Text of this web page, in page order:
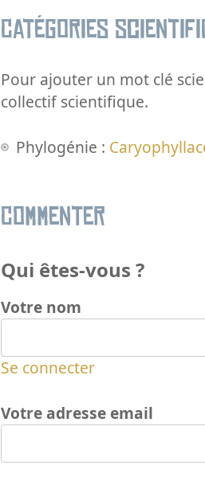
Catégories
Pour ajouter un mot clé
collectif scientifique.
Phylogénie :
Commenter
Qui êtes-vous ?
Votre nom
Se connecter
Votre adresse email